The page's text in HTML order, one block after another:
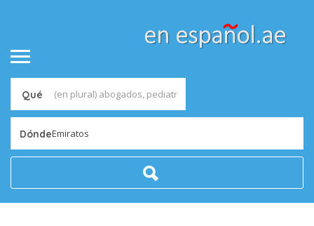
Qué
DóndeEmiratos